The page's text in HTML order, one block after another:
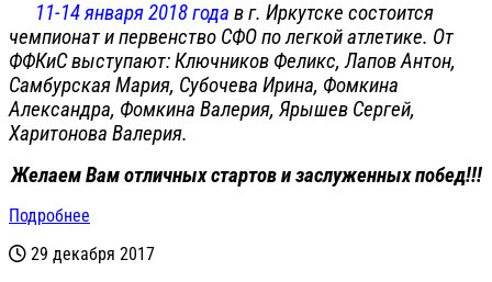
11-14 января 2018 года в г. Иркутске состоится
чемпионат и первенство СФО по легкой атлетике. От
ФФКиС выступают: Ключников Феликс, Лапов Антон,
Самбурская Мария, Субочева Ирина, Фомкина
Александра, Фомкина Валерия, Ярышев Сергей,
Харитонова Валерия.
Желаем Вам отличных стартов и заслуженных побед!!!
Подробнее
29 декабря 2017